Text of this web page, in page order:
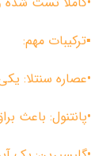
▪︎ترکیبات مهم:
•عصاره سنتلا:
•پانتنول: باعث